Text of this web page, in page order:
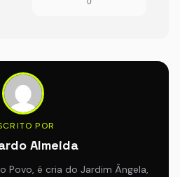
POR
Almeida
Povo, é cria do Jardim Ângela,